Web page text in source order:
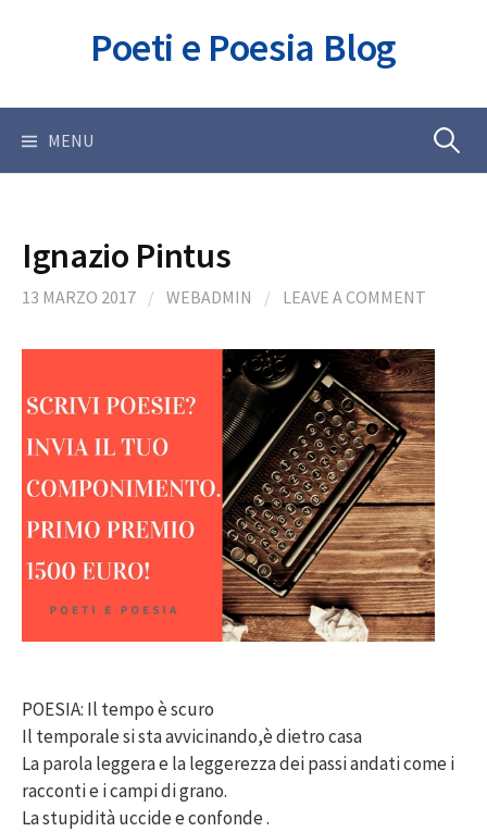
Poeti e Poesia Blog
MENU Ricerca
Ignazio Pintus
13 MARZO 2017 / WEBADMIN / LEAVE A COMMENT
POESIA: Il tempo è scuro
Il temporale si sta avvicinando,è dietro casa
La parola leggera e la leggerezza dei passi andati come i
racconti e i campi di grano.
La stupidità uccide e confonde .